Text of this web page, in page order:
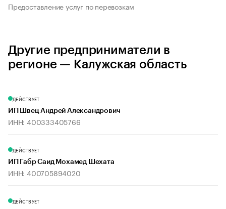
Предоставление услуг по перевозкам
Другие предприниматели в
регионе — Калужская область
ДЕЙСТВУЕТ
ИП Швец Андрей Александрович
ИНН: 400333405766
ДЕЙСТВУЕТ
ИП Габр Саид Мохамед Шехата
ИНН: 400705894020
ДЕЙСТВУЕТ